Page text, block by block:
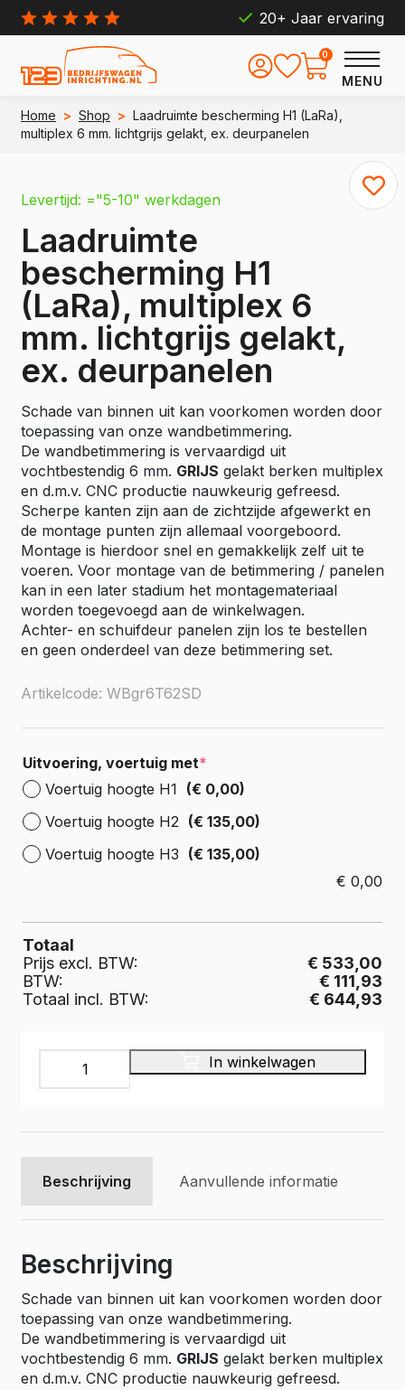
20+ Jaar ervaring
MENU
0
Home > Shop > Laadruimte bescherming H1 (LaRa),
multiplex 6 mm. lichtgrijs gelakt, ex. deurpanelen
Levertijd: ="5-10" werkdagen
Laadruimte
bescherming H1
(LaRa), multiplex 6
mm. lichtgrijs gelakt,
ex. deurpanelen
Schade van binnen uit kan voorkomen worden door
toepassing van onze wandbetimmering.
De wandbetimmering is vervaardigd uit
vochtbestendig 6 mm. GRIJS gelakt berken multiplex
en d.m.v. CNC productie nauwkeurig gefreesd.
Scherpe kanten zijn aan de zichtzijde afgewerkt en
de montage punten zijn allemaal voorgeboord.
Montage is hierdoor snel en gemakkelijk zelf uit te
voeren. Voor montage van de betimmering / panelen
kan in een later stadium het montagemateriaal
worden toegevoegd aan de winkelwagen.
Achter- en schuifdeur panelen zijn los te bestellen
en geen onderdeel van deze betimmering set.
Artikelcode: WBgr6T62SD
Uitvoering, voertuig met*
Voertuig hoogte H1 (€ 0,00)
Voertuig hoogte H2 (€ 135,00)
Voertuig hoogte H3 (€ 135,00)
€ 0,00
Totaal
Prijs excl. BTW:
€ 533,00
BTW:
€ 111,93
Totaal incl. BTW:
€ 644,93
Laadruimte
bescherming
6
mm.
gelakt,
deurpanelen
aantal
In winkelwagen
Beschrijving Aanvullende informatie
Beschrijving
Schade van binnen uit kan voorkomen worden door
toepassing van onze wandbetimmering.
De wandbetimmering is vervaardigd uit
vochtbestendig 6 mm. GRIJS gelakt berken multiplex
en d.m.v. CNC productie nauwkeurig gefreesd.